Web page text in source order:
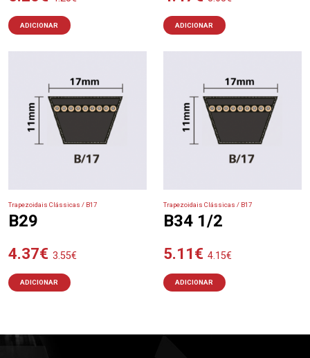
ADICIONAR ADICIONAR
Trapezoidais Clássicas / B17
B29
4.37€ 3.55€
ADICIONAR
Trapezoidais Clássicas / B17
B34 1/2
5.11€ 4.15€
ADICIONAR